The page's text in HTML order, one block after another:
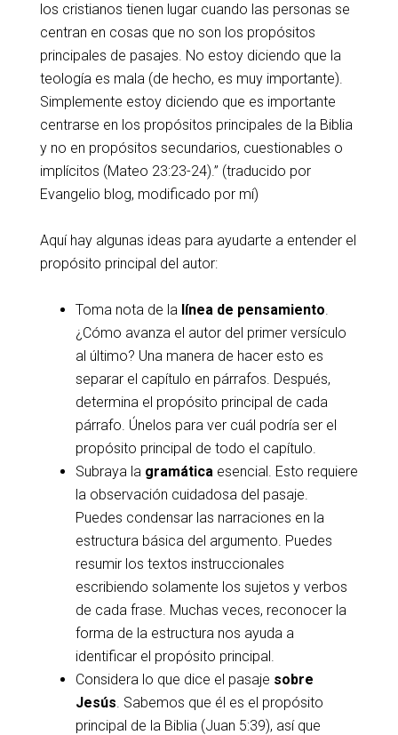
los cristianos tienen lugar cuando las personas se
centran en cosas que no son los propósitos
principales de pasajes. No estoy diciendo que la
teología es mala (de hecho, es muy importante).
Simplemente estoy diciendo que es importante
centrarse en los propósitos principales de la Biblia
y no en propósitos secundarios, cuestionables o
implícitos (Mateo 23:23-24).” (traducido por
Evangelio blog, modificado por mí)
Aquí hay algunas ideas para ayudarte a entender el
propósito principal del autor:
Toma nota de la línea de pensamiento.
¿Cómo avanza el autor del primer versículo
al último? Una manera de hacer esto es
separar el capítulo en párrafos. Después,
determina el propósito principal de cada
párrafo. Únelos para ver cuál podría ser el
propósito principal de todo el capítulo.
Subraya la gramática esencial. Esto requiere
la observación cuidadosa del pasaje.
Puedes condensar las narraciones en la
estructura básica del argumento. Puedes
resumir los textos instruccionales
escribiendo solamente los sujetos y verbos
de cada frase. Muchas veces, reconocer la
forma de la estructura nos ayuda a
identificar el propósito principal.
Considera lo que dice el pasaje sobre
Jesús. Sabemos que él es el propósito
principal de la Biblia (Juan 5:39), así que